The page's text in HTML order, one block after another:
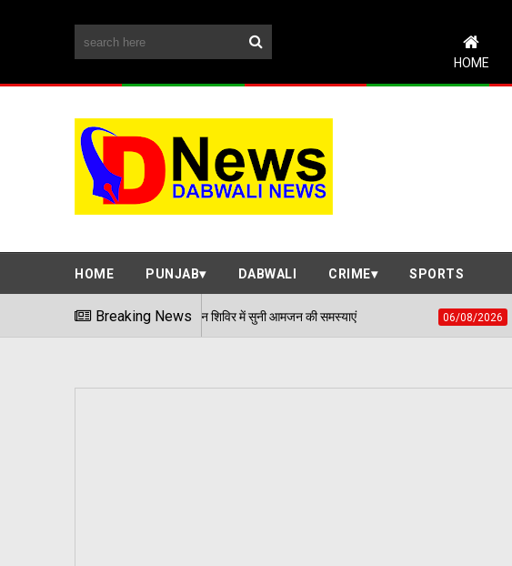
HOME
HOME PUNJAB DABWALI CRIME SPORTS
Breaking News
06/08/2026 एडीसी अर्पित संगल ने समाधान शिविर में सुनी आमजन की समस्याएं